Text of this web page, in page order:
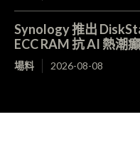
Synology 推出
ECC RAM 抗 AI 熱潮
場料 2026-08-08